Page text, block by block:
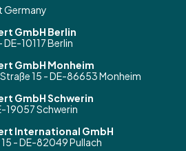
Germany
GmbH Berlin
10117 Berlin
GmbH Monheim
15 - DE-86653 Monheim
GmbH Schwerin
19057 Schwerin
International GmbH
- DE-82049 Pullach